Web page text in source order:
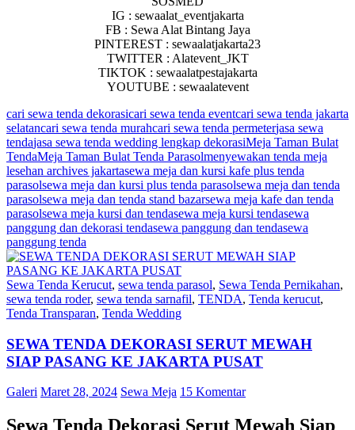
IG : sewaalat_eventjakarta
FB : Sewa Alat Bintang Jaya
PINTEREST : sewaalatjakarta23
TWITTER : Alatevent_JKT
TIKTOK : sewaalatpestajakarta
YOUTUBE : sewaalatevent
cari sewa tenda dekorasicari sewa tenda eventcari sewa tenda jakarta
selatancari sewa tenda murahcari sewa tenda permeterjasa sewa
tendajasa sewa tenda wedding lengkap dekorasiMeja Taman Bulat
TendaMeja Taman Bulat Tenda Parasolmenyewakan tenda meja
lesehan archives jakartasewa meja dan kursi kafe plus tenda
parasolsewa meja dan kursi plus tenda parasolsewa meja dan tenda
parasolsewa meja dan tenda stand bazarsewa meja kafe dan tenda
parasolsewa meja kursi dan tendasewa meja kursi tendasewa
panggung dan dekorasi tendasewa panggung dan tendasewa
panggung tenda
Sewa Tenda Kerucut, sewa tenda parasol, Sewa Tenda Pernikahan,
sewa tenda roder, sewa tenda sarnafil, TENDA, Tenda kerucut,
Tenda Transparan, Tenda Wedding
SEWA TENDA DEKORASI SERUT MEWAH
SIAP PASANG KE JAKARTA PUSAT
Galeri Maret 28, 2024 Sewa Meja 15 Komentar
Sewa Tenda Dekorasi Serut Mewah Siap